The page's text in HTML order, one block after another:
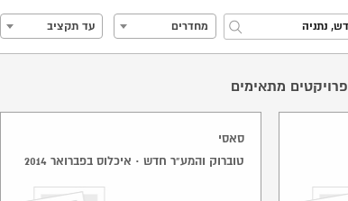
מחדרים עד תקציב
פרויקטים מתאימים
סאסי
טוברוק והמע"ר חדש · איכלוס בפברואר 2014